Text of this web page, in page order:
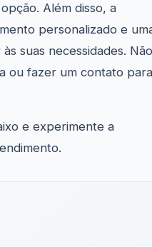
Além disso, a
personalizado e
suas necessidades. Não
ou fazer um contato para
e experimente a